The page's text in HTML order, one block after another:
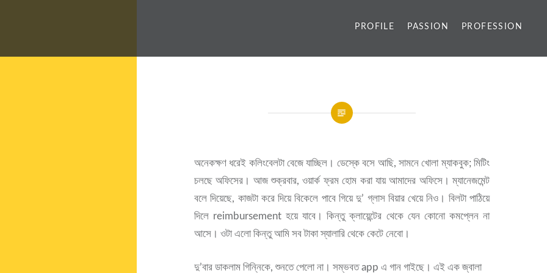
PROFILE PASSION PROFESSION
অনেকক্ষণ ধরেই কলিংবেলটা বেজে যাচ্ছিল। ডেস্কে বসে আছি, সামনে খোলা ম্যাকবুক; মিটিং
চলছে অফিসের। আজ শুক্রবার, ওয়ার্ক ফ্রম হোম করা যায় আমাদের অফিসে। ম্যানেজমেন্ট
বলে দিয়েছে, কাজটা করে দিয়ে বিকেলে পাবে গিয়ে দু’ গ্লাস বিয়ার খেয়ে নিও। বিলটা পাঠিয়ে
দিলে reimbursement হয়ে যাবে। কিন্তু ক্লায়েন্টের থেকে যেন কোনো কমপ্লেন না
আসে। ওটা এলো কিন্তু আমি সব টাকা স্যালারি থেকে কেটে নেবো।
দু’বার ডাকলাম গিন্নিকে, শুনতে পেলো না। সম্ভবত app এ গান গাইছে। এই এক জ্বালা